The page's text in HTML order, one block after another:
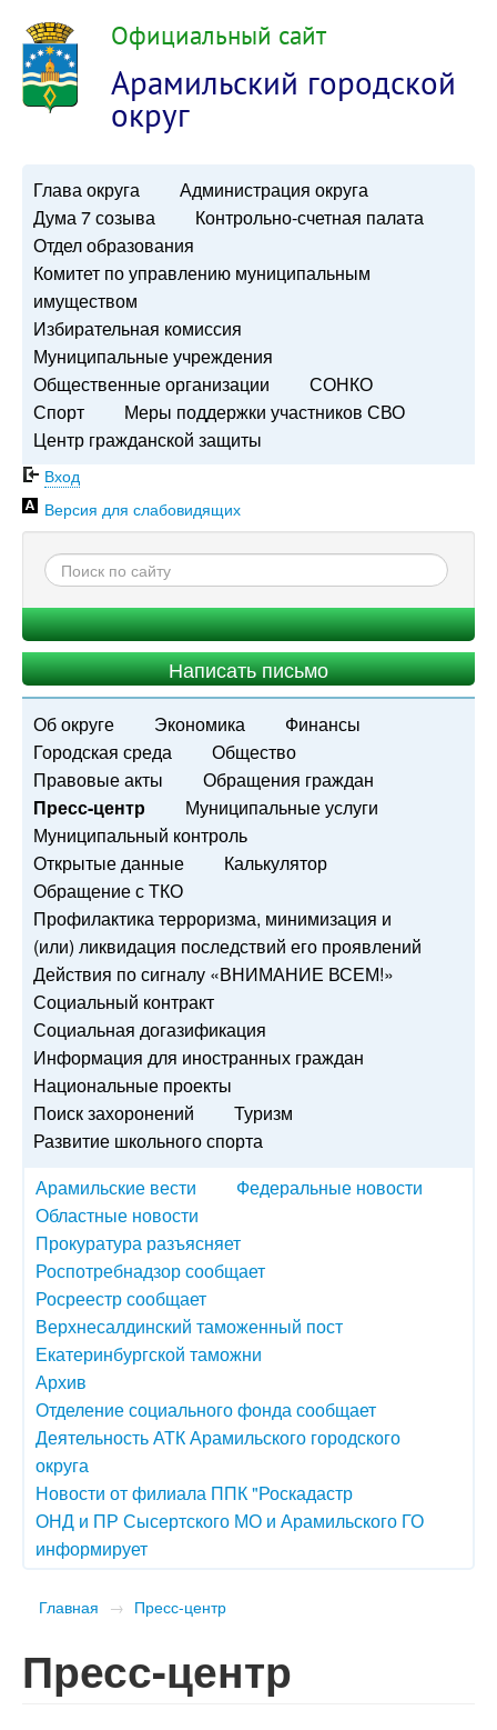
Официальный сайт
Арамильский городской
округ
Глава округа
Администрация округа
Дума 7 созыва
Контрольно-счетная палата
Отдел образования
Комитет по управлению муниципальным
имуществом
Избирательная комиссия
Муниципальные учреждения
Общественные организации
СОНКО
Спорт
Меры поддержки участников СВО
Центр гражданской защиты
Вход
Версия для слабовидящих
Написать письмо
Об округе Экономика
Финансы
Городская среда
Общество
Правовые акты
Обращения граждан
Пресс-центр
Муниципальные услуги
Муниципальный контроль
Открытые данные
Калькулятор
Обращение с ТКО
Профилактика терроризма, минимизация и
(или) ликвидация последствий его проявлений
Действия по сигналу «ВНИМАНИЕ ВСЕМ!»
Социальный контракт
Социальная догазификация
Информация для иностранных граждан
Национальные проекты
Поиск захоронений
Туризм
Развитие школьного спорта
Арамильские вести
Федеральные новости
Областные новости
Прокуратура разъясняет
Роспотребнадзор сообщает
Росреестр сообщает
Верхнесалдинский таможенный пост
Екатеринбургской таможни
Архив
Отделение социального фонда сообщает
Деятельность АТК Арамильского городского
округа
Новости от филиала ППК "Роскадастр
ОНД и ПР Сысертского МО и Арамильского ГО
информирует
Главная → Пресс-центр
Пресс-центр